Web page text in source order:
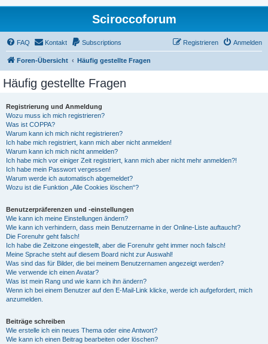
Sciroccoforum
FAQ Kontakt Subscriptions Anmelden
Registrieren
Foren-Übersicht Häufig gestellte Fragen
Häufig gestellte Fragen
Registrierung und Anmeldung
Wozu muss ich mich registrieren?
Was ist COPPA?
Warum kann ich mich nicht registrieren?
Ich habe mich registriert, kann mich aber nicht anmelden!
Warum kann ich mich nicht anmelden?
Ich habe mich vor einiger Zeit registriert, kann mich aber nicht mehr anmelden?!
Ich habe mein Passwort vergessen!
Warum werde ich automatisch abgemeldet?
Wozu ist die Funktion „Alle Cookies löschen“?
Benutzerpräferenzen und -einstellungen
Wie kann ich meine Einstellungen ändern?
Wie kann ich verhindern, dass mein Benutzername in der Online-Liste auftaucht?
Die Forenuhr geht falsch!
Ich habe die Zeitzone eingestellt, aber die Forenuhr geht immer noch falsch!
Meine Sprache steht auf diesem Board nicht zur Auswahl!
Was sind das für Bilder, die bei meinem Benutzernamen angezeigt werden?
Wie verwende ich einen Avatar?
Was ist mein Rang und wie kann ich ihn ändern?
Wenn ich bei einem Benutzer auf den E-Mail-Link klicke, werde ich aufgefordert, mich
anzumelden.
Beiträge schreiben
Wie erstelle ich ein neues Thema oder eine Antwort?
Wie kann ich einen Beitrag bearbeiten oder löschen?